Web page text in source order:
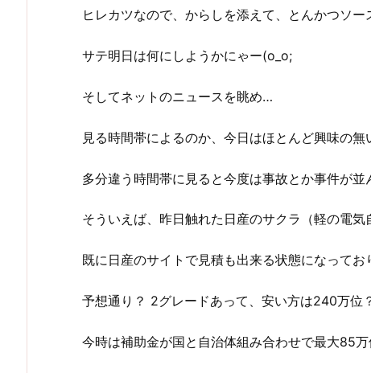
ヒレカツなので、からしを添えて、とんかつソ
サテ明日は何にしようかにゃー(o_o;
そしてネットのニュースを眺め…
見る時間帯によるのか、今日はほとんど興味の
多分違う時間帯に見ると今度は事故とか事件が並
そういえば、昨日触れた日産のサクラ（軽の電気
既に日産のサイトで見積も出来る状態になってお
予想通り？ 2グレードあって、安い方は240万
今時は補助金が国と自治体組み合わせで最大85